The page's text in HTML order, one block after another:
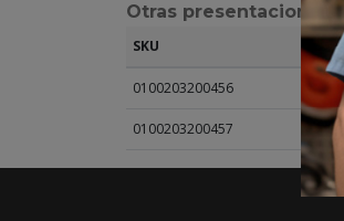
Otras presentaciones
SKU
0100203200456
0100203200457